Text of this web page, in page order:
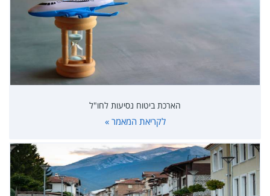
הארכת ביטוח נסיעות לחו"ל
לקריאת המאמר »